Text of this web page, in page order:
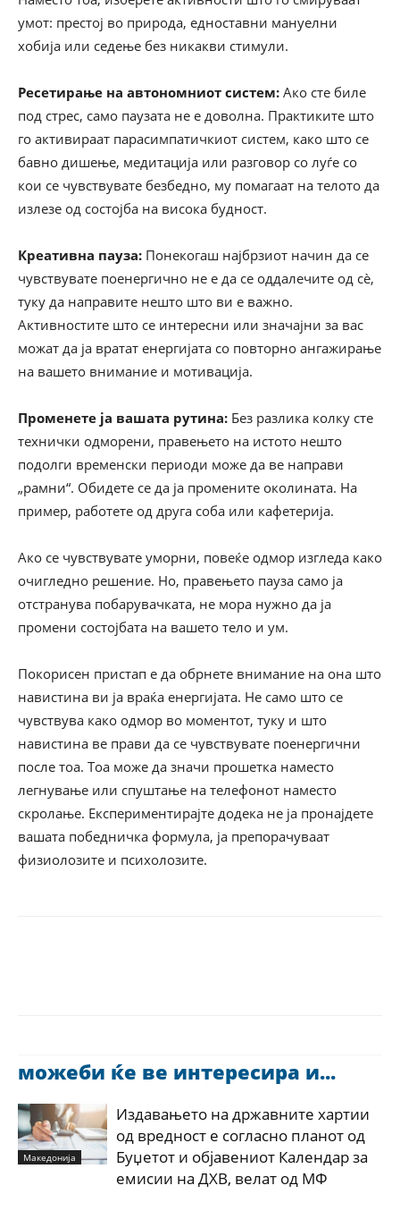
умот: престој во природа, едноставни мануелни
хобија или седење без никакви стимули.
Ресетирање на автономниот систем: Ако сте биле
под стрес, само паузата не е доволна. Практиките што
го активираат парасимпатичкиот систем, како што се
бавно дишење, медитација или разговор со луѓе со
кои се чувствувате безбедно, му помагаат на телото да
излезе од состојба на висока будност.
Креативна пауза: Понекогаш најбрзиот начин да се
чувствувате поенергично не е да се оддалечите од сè,
туку да направите нешто што ви е важно.
Активностите што се интересни или значајни за вас
можат да ја вратат енергијата со повторно ангажирање
на вашето внимание и мотивација.
Променете ја вашата рутина: Без разлика колку сте
технички одморени, правењето на истото нешто
подолги временски периоди може да ве направи
„рамни“. Обидете се да ја промените околината. На
пример, работете од друга соба или кафетерија.
Ако се чувствувате уморни, повеќе одмор изгледа како
очигледно решение. Но, правењето пауза само ја
отстранува побарувачката, не мора нужно да ја
промени состојбата на вашето тело и ум.
Покорисен пристап е да обрнете внимание на она што
навистина ви ја враќа енергијата. Не само што се
чувствува како одмор во моментот, туку и што
навистина ве прави да се чувствувате поенергични
после тоа. Тоа може да значи прошетка наместо
легнување или спуштање на телефонот наместо
скролање. Експериментирајте додека не ја пронајдете
вашата победничка формула, ја препорачуваат
физиолозите и психолозите.
можеби ќе ве интересира и...
Македонија
Издавањето на државните хартии
од вредност е согласно планот од
Буџетот и објавениот Календар за
емисии на ДХВ, велат од МФ